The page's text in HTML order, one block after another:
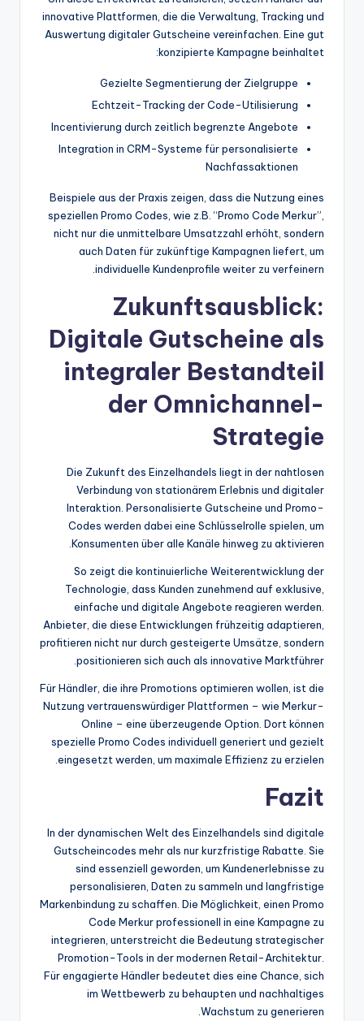
innovative Plattformen, die die Verwaltung, Tracking und
Auswertung digitaler Gutscheine vereinfachen. Eine gut
konzipierte Kampagne beinhaltet:
Gezielte Segmentierung der Zielgruppe
Echtzeit-Tracking der Code-Utilisierung
Incentivierung durch zeitlich begrenzte Angebote
Integration in CRM-Systeme für personalisierte
Nachfassaktionen
Beispiele aus der Praxis zeigen, dass die Nutzung eines
speziellen Promo Codes, wie z.B. “Promo Code Merkur”,
nicht nur die unmittelbare Umsatzzahl erhöht, sondern
auch Daten für zukünftige Kampagnen liefert, um
individuelle Kundenprofile weiter zu verfeinern.
Zukunftsausblick:
Digitale Gutscheine als
integraler Bestandteil
der Omnichannel-
Strategie
Die Zukunft des Einzelhandels liegt in der nahtlosen
Verbindung von stationärem Erlebnis und digitaler
Interaktion. Personalisierte Gutscheine und Promo-
Codes werden dabei eine Schlüsselrolle spielen, um
Konsumenten über alle Kanäle hinweg zu aktivieren.
So zeigt die kontinuierliche Weiterentwicklung der
Technologie, dass Kunden zunehmend auf exklusive,
einfache und digitale Angebote reagieren werden.
Anbieter, die diese Entwicklungen frühzeitig adaptieren,
profitieren nicht nur durch gesteigerte Umsätze, sondern
positionieren sich auch als innovative Marktführer.
Für Händler, die ihre Promotions optimieren wollen, ist die
Nutzung vertrauenswürdiger Plattformen – wie Merkur-
Online – eine überzeugende Option. Dort können
spezielle Promo Codes individuell generiert und gezielt
eingesetzt werden, um maximale Effizienz zu erzielen.
Fazit
In der dynamischen Welt des Einzelhandels sind digitale
Gutscheincodes mehr als nur kurzfristige Rabatte. Sie
sind essenziell geworden, um Kundenerlebnisse zu
personalisieren, Daten zu sammeln und langfristige
Markenbindung zu schaffen. Die Möglichkeit, einen Promo
Code Merkur professionell in eine Kampagne zu
integrieren, unterstreicht die Bedeutung strategischer
Promotion-Tools in der modernen Retail-Architektur.
Für engagierte Händler bedeutet dies eine Chance, sich
im Wettbewerb zu behaupten und nachhaltiges
Wachstum zu generieren.